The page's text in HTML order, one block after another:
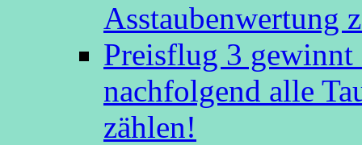
Asstaubenwertung
Preisflug 3
nachfolgend alle
zählen!